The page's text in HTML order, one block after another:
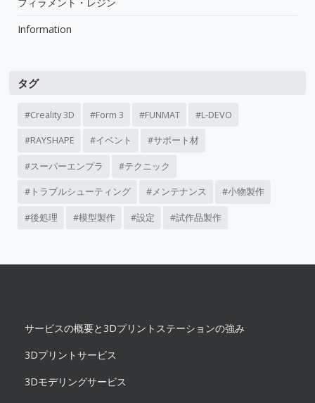
フィラメント・レジン
Information
タグ
Creality 3D Form 3 FUNMAT L-DEVO
RAYSHAPE イベント サポート材
スーパーエンプラ テクニック
トラブルシューティング メンテナンス 小物製作
後処理 模型製作 設定 試作品製作
サービスの概要と3Dプリントステーションの強み
3Dプリントサービス
3Dモデリングサービス